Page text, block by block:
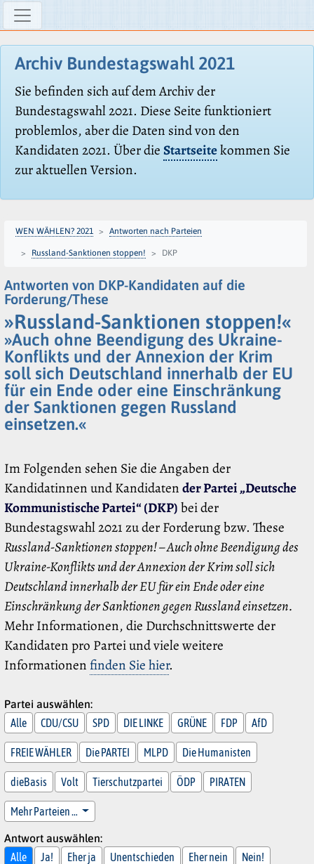
Archiv Bundestagswahl 2021
Sie befinden sich auf dem Archiv der
Bundestagswahl 2021. Diese Seite funktioniert
problemlos, aber die Daten sind von den
Kandidaten 2021. Über dieStartseitekommen Sie
zur aktuellen Version.
WEN WÄHLEN? 2021 Antworten nach Parteien
Russland-Sanktionen stoppen! DKP
Antworten von DKP-Kandidaten auf die
Forderung/These
»Russland-Sanktionen stoppen!«
»Auch ohne Beendigung des Ukraine-
Konflikts und der Annexion der Krim
soll sich Deutschland innerhalb der EU
für ein Ende oder eine Einschränkung
der Sanktionen gegen Russland
einsetzen.«
Im Folgenden sehen Sie die Angaben der
Kandidatinnen und Kandidatender Partei „Deutsche
Kommunistische Partei“ (DKP)bei der
Bundestagswahl 2021 zu der Forderung bzw. These
Russland-Sanktionen stoppen! – Auch ohne Beendigung des
Ukraine-Konflikts und der Annexion der Krim soll sich
Deutschland innerhalb der EU für ein Ende oder eine
Einschränkung der Sanktionen gegen Russland einsetzen.
Mehr Informationen, die Durchschnittswerte der
Kandidaten pro Partei und viele weitere
Informationen finden Sie hier.
Partei auswählen:
Alle
CDU/CSU SPD DIE LINKE GRÜNE FDP AfD
FREIE WÄHLER Die PARTEI MLPD Die Humanisten
dieBasis Volt Tierschutzpartei ÖDP PIRATEN
Mehr Parteien …
Antwort auswählen:
Alle
Ja! Eher ja Unentschieden Eher nein Nein!